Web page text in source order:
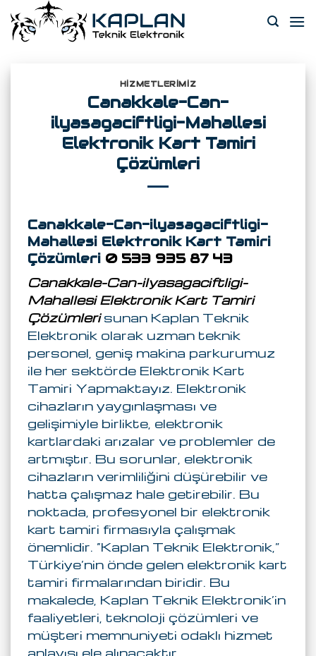
to
content
HIZMETLERIMIZ
Canakkale-Can-
ilyasagaciftligi-Mahallesi
Elektronik Kart Tamiri
Çözümleri
Canakkale-Can-ilyasagaciftligi-
Mahallesi Elektronik Kart Tamiri
Çözümleri 0 533 935 87 43
Canakkale-Can-ilyasagaciftligi-
Mahallesi Elektronik Kart Tamiri
Çözümlerisunan Kaplan Teknik
Elektronik olarak uzman teknik
personel, geniş makina parkurumuz
ile her sektörde Elektronik Kart
Tamiri Yapmaktayız. Elektronik
cihazların yaygınlaşması ve
gelişimiyle birlikte, elektronik
kartlardaki arızalar ve problemler de
artmıştır. Bu sorunlar, elektronik
cihazların verimliliğini düşürebilir ve
hatta çalışmaz hale getirebilir. Bu
noktada, profesyonel bir elektronik
kart tamiri firmasıyla çalışmak
önemlidir. “Kaplan Teknik Elektronik,”
Türkiye’nin önde gelen elektronik kart
tamiri firmalarından biridir. Bu
makalede, Kaplan Teknik Elektronik’in
faaliyetleri, teknoloji çözümleri ve
müşteri memnuniyeti odaklı hizmet
anlayışı ele alınacaktır.